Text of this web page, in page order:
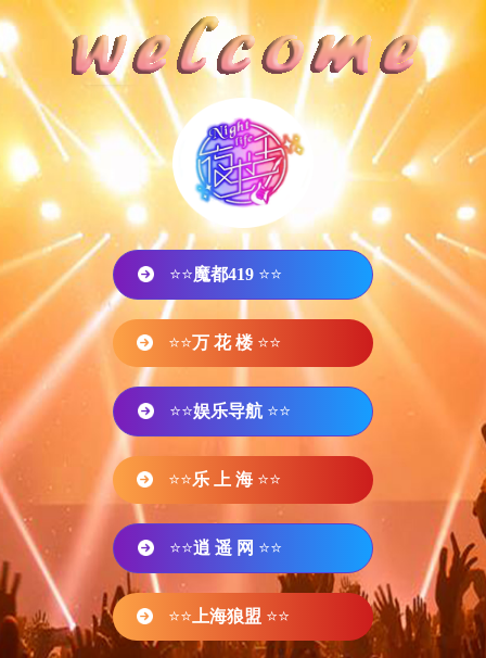
⭐⭐魔都419 ⭐⭐
⭐⭐万 花 楼 ⭐⭐
⭐⭐娱乐导航 ⭐⭐
⭐⭐乐 上 海 ⭐⭐
⭐⭐逍 遥 网 ⭐⭐
⭐⭐ 上海狼盟 ⭐⭐